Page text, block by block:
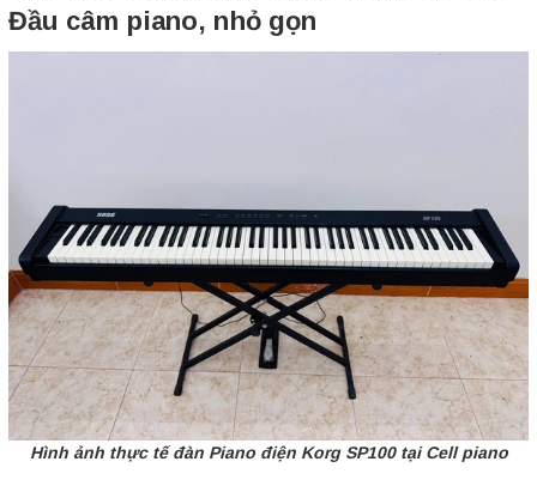
Đầu câm piano, nhỏ gọn
Hình ảnh thực tế đàn Piano điện Korg SP100 tại Cell piano